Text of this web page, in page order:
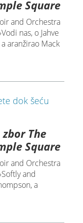
Square
and Orchestra
nas, o Jahve
aranžirao Mack
The
Square
and Orchestra
and
a